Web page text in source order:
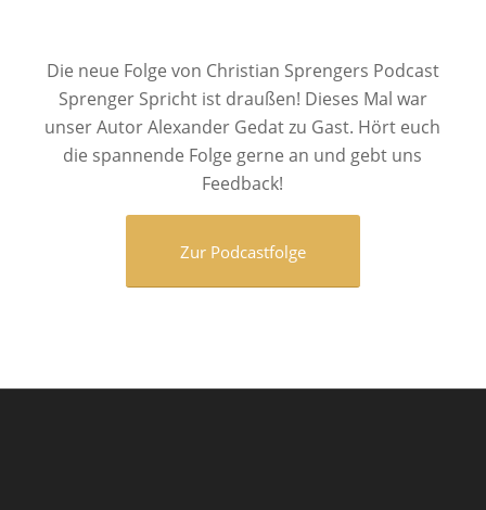
Die neue Folge von Christian Sprengers Podcast
Sprenger Spricht ist draußen! Dieses Mal war
unser Autor Alexander Gedat zu Gast. Hört euch
die spannende Folge gerne an und gebt uns
Feedback!
Zur Podcastfolge